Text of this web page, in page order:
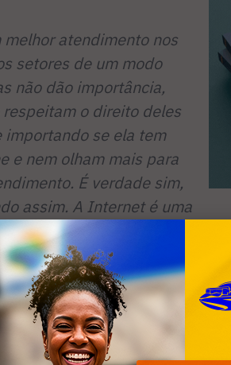
melhor atendimento nos
setores de um modo
não dão importância,
o direito deles
importando se ela tem
e nem olham mais para
É verdade sim,
assim. A Internet é uma
usada com
nossas vidas, mas em
em uma arma
e ao próprio ser